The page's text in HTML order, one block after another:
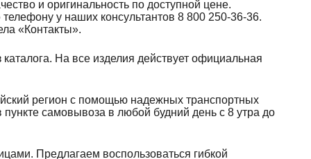
и оригинальность по доступной цене.
у наших консультантов 8 800 250-36-36.
«Контакты».
На все изделия действует официальная
регион с помощью надежных транспортных
самовывоза в любой будний день с 8 утра до
Предлагаем воспользоваться гибкой